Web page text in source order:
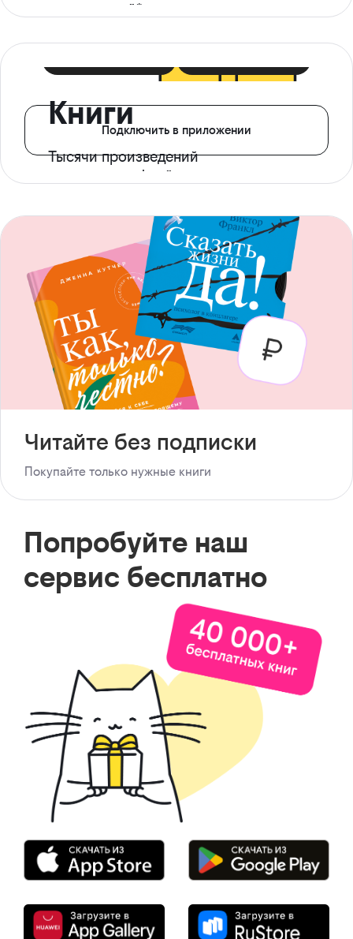
ограничений*
Книги
Тысячи произведений
с доступом офлайн
Подключить в приложении
Читайте без подписки
Покупайте только нужные книги
Попробуйте наш
сервис бесплатно